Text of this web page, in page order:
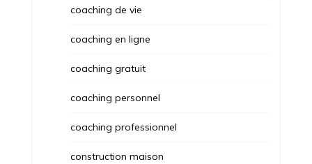
coaching de vie
coaching en ligne
coaching gratuit
coaching personnel
coaching professionnel
construction maison